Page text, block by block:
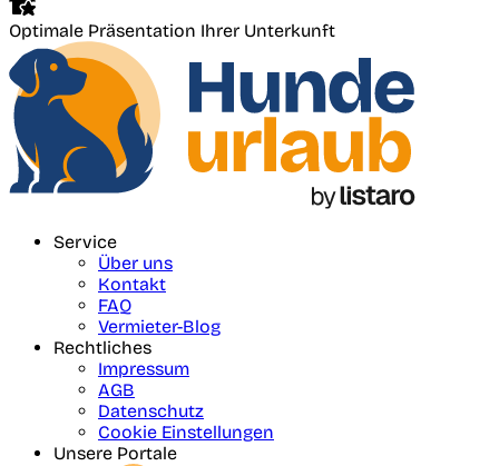
Optimale Präsentation Ihrer Unterkunft
Service
Über uns
Kontakt
FAQ
Vermieter-Blog
Rechtliches
Impressum
AGB
Datenschutz
Cookie Einstellungen
Unsere Portale